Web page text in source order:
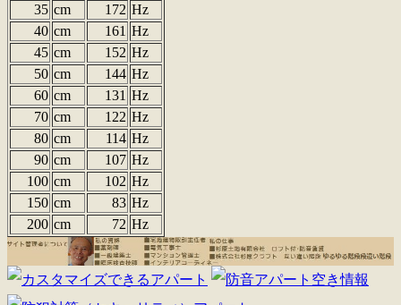
35 cm 172 Hz
40 cm 161 Hz
45 cm 152 Hz
50 cm 144 Hz
60 cm 131 Hz
70 cm 122 Hz
80 cm 114 Hz
90 cm 107 Hz
100 cm 102 Hz
150 cm 83 Hz
200 cm 72 Hz